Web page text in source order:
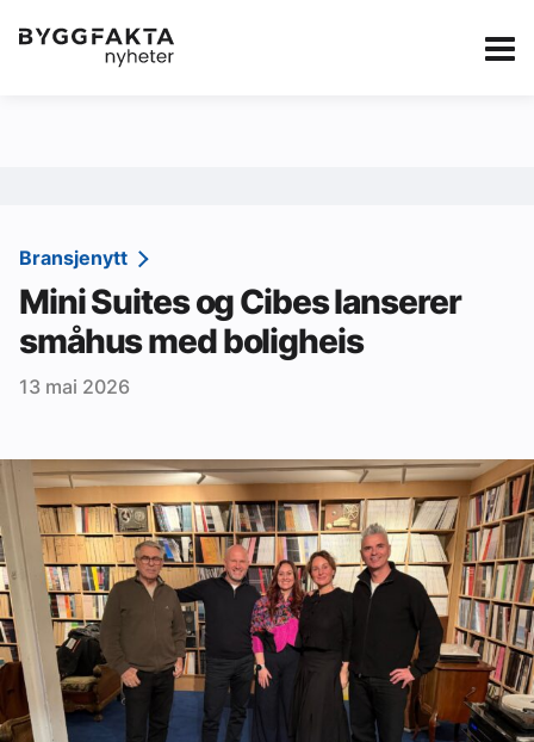
Kategorier Jobbmarkedet Annonsere i
Redaksjonen
Om Byggfakta
Annonsere
Tips oss
Ledige stillinger
eBlad
Aktivitetskalender
Bransjenytt
Mini Suites og Cibes lanserer
småhus med boligheis
13 mai 2026